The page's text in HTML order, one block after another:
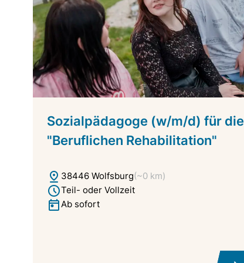
Sozialpädagoge (w/m/d) für die
"Beruflichen Rehabilitation"
38446 Wolfsburg(~0 km)
Teil- oder Vollzeit
Ab sofort